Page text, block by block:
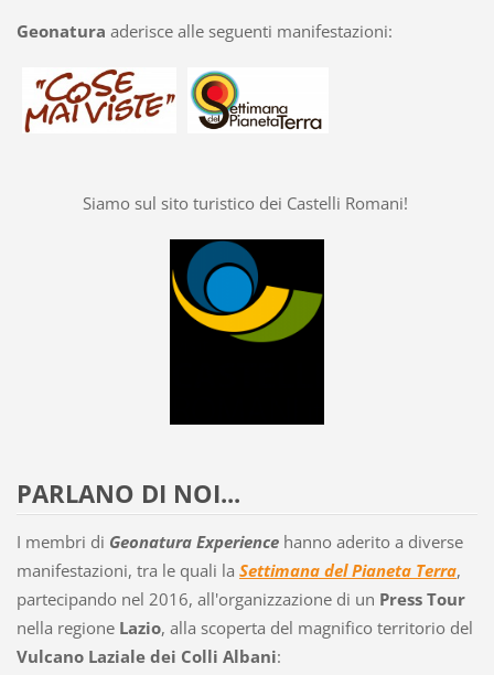
Geonatura aderisce alle seguenti manifestazioni:
Siamo sul sito turistico dei Castelli Romani!
PARLANO DI NOI...
I membri di Geonatura Experience hanno aderito a diverse
manifestazioni, tra le quali la Settimana del Pianeta Terra,
partecipando nel 2016, all'organizzazione di un Press Tour
nella regione Lazio, alla scoperta del magnifico territorio del
Vulcano Laziale dei Colli Albani: